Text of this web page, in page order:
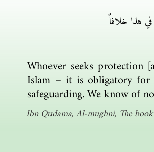
هذا خلافاً
Whoever seeks
Islam – it is obligatory
safeguarding. We know of
Ibn Qudama, Al-mughni, The